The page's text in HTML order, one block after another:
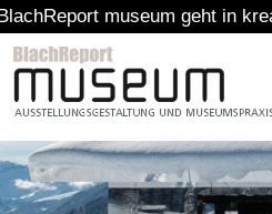
museum geht in kreative Pause